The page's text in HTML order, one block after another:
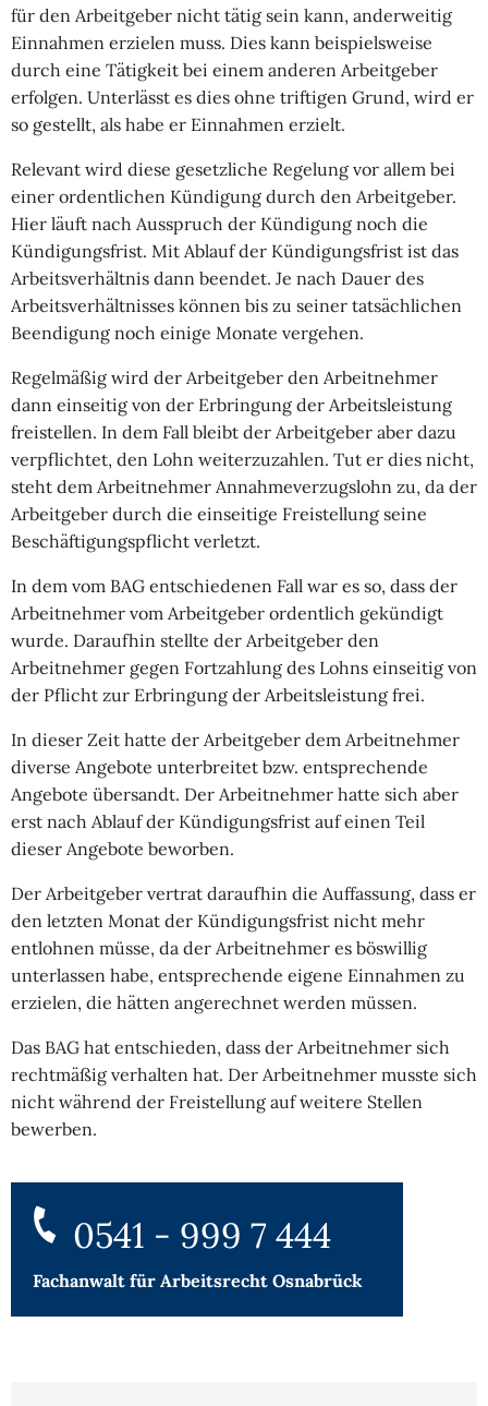
für den Arbeitgeber nicht tätig sein kann, anderweitig
Einnahmen erzielen muss. Dies kann beispielsweise
durch eine Tätigkeit bei einem anderen Arbeitgeber
erfolgen. Unterlässt es dies ohne triftigen Grund, wird er
so gestellt, als habe er Einnahmen erzielt.
Relevant wird diese gesetzliche Regelung vor allem bei
einer ordentlichen Kündigung durch den Arbeitgeber.
Hier läuft nach Ausspruch der Kündigung noch die
Kündigungsfrist. Mit Ablauf der Kündigungsfrist ist das
Arbeitsverhältnis dann beendet. Je nach Dauer des
Arbeitsverhältnisses können bis zu seiner tatsächlichen
Beendigung noch einige Monate vergehen.
Regelmäßig wird der Arbeitgeber den Arbeitnehmer
dann einseitig von der Erbringung der Arbeitsleistung
freistellen. In dem Fall bleibt der Arbeitgeber aber dazu
verpflichtet, den Lohn weiterzuzahlen. Tut er dies nicht,
steht dem Arbeitnehmer Annahmeverzugslohn zu, da der
Arbeitgeber durch die einseitige Freistellung seine
Beschäftigungspflicht verletzt.
In dem vom BAG entschiedenen Fall war es so, dass der
Arbeitnehmer vom Arbeitgeber ordentlich gekündigt
wurde. Daraufhin stellte der Arbeitgeber den
Arbeitnehmer gegen Fortzahlung des Lohns einseitig von
der Pflicht zur Erbringung der Arbeitsleistung frei.
In dieser Zeit hatte der Arbeitgeber dem Arbeitnehmer
diverse Angebote unterbreitet bzw. entsprechende
Angebote übersandt. Der Arbeitnehmer hatte sich aber
erst nach Ablauf der Kündigungsfrist auf einen Teil
dieser Angebote beworben.
Der Arbeitgeber vertrat daraufhin die Auffassung, dass er
den letzten Monat der Kündigungsfrist nicht mehr
entlohnen müsse, da der Arbeitnehmer es böswillig
unterlassen habe, entsprechende eigene Einnahmen zu
erzielen, die hätten angerechnet werden müssen.
Das BAG hat entschieden, dass der Arbeitnehmer sich
rechtmäßig verhalten hat. Der Arbeitnehmer musste sich
nicht während der Freistellung auf weitere Stellen
bewerben.
0541 - 999 7 444
Fachanwalt für Arbeitsrecht Osnabrück